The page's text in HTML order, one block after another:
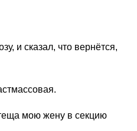
и сказал, что вернётся,
мою жену в секцию